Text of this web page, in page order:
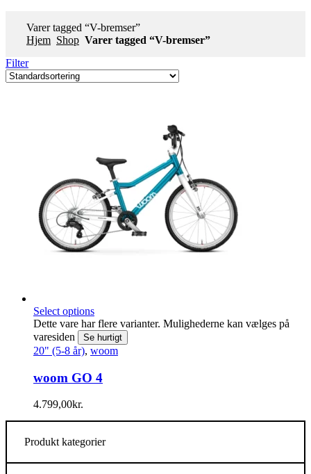
Varer tagged “V-bremser”
Hjem Shop Varer tagged “V-bremser”
Filter
Select options
Dette vare har flere varianter. Mulighederne kan vælges på
varesiden
Se hurtigt
20" (5-8 år), woom
woom GO 4
4.799,00kr.
Produkt kategorier